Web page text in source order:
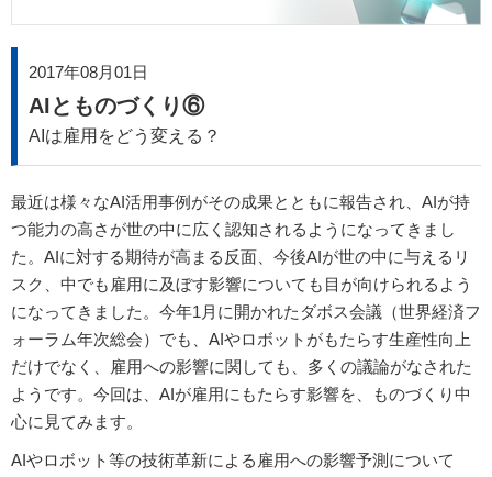
2017年08月01日
AIとものづくり⑥
AIは雇用をどう変える？
最近は様々なAI活用事例がその成果とともに報告され、AIが持
つ能力の高さが世の中に広く認知されるようになってきまし
た。AIに対する期待が高まる反面、今後AIが世の中に与えるリ
スク、中でも雇用に及ぼす影響についても目が向けられるよう
になってきました。今年1月に開かれたダボス会議（世界経済フ
ォーラム年次総会）でも、AIやロボットがもたらす生産性向上
だけでなく、雇用への影響に関しても、多くの議論がなされた
ようです。今回は、AIが雇用にもたらす影響を、ものづくり中
心に見てみます。
AIやロボット等の技術革新による雇用への影響予測について